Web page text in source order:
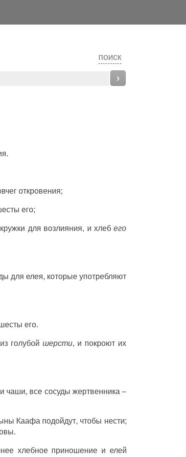
поиск
›
.
откровения;
его;
кружки для возлияния, ихлеб его
дляелея, которыеупотребляют
его.
голубой шерсти, и покроют их
и чаши, все сосуды жертвенника –
Каафа подойдут, чтобы нести;
.
хлебное приношение и елей